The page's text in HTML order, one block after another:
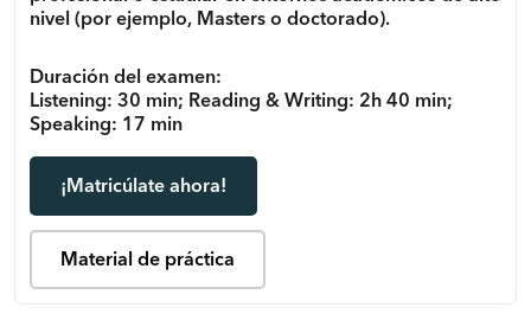
nivel (por ejemplo, Masters o doctorado).
Duración del examen:
Listening: 30 min; Reading & Writing: 2h 40 min;
Speaking: 17 min
¡Matricúlate ahora!
Material de práctica